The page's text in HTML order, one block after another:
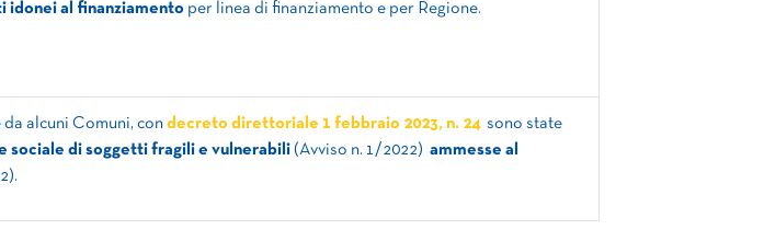
idonei al finanziamento per linea di finanziamento e per Regione.
alcuni Comuni, con decreto direttoriale 1 febbraio 2023, n. 24 sono state
sociale di soggetti fragili e vulnerabili (Avviso n. 1/2022) ammesse al